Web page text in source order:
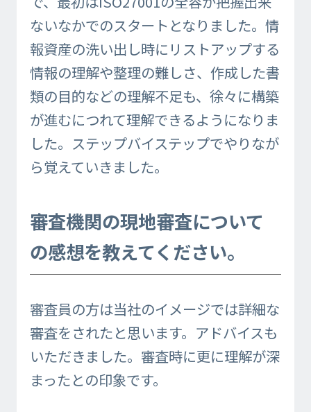
ないなかでのスタートとなりました。情
報資産の洗い出し時にリストアップする
情報の理解や整理の難しさ、作成した書
類の目的などの理解不足も、徐々に構築
が進むにつれて理解できるようになりま
した。ステップバイステップでやりなが
ら覚えていきました。
審査機関の現地審査について
の感想を教えてください。
審査員の方は当社のイメージでは詳細な
審査をされたと思います。アドバイスも
いただきました。審査時に更に理解が深
まったとの印象です。